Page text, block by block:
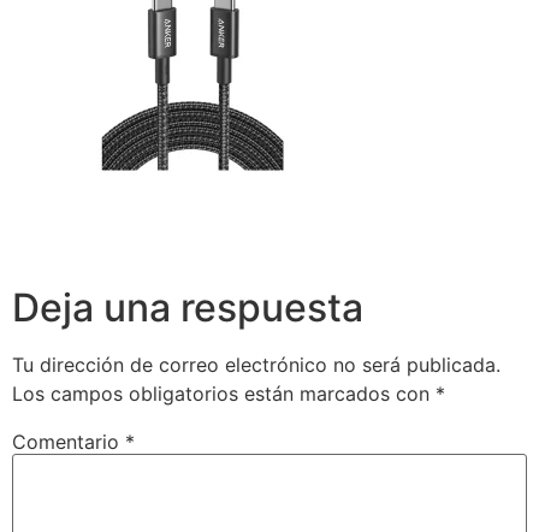
Deja una respuesta
Tu dirección de correo electrónico no será publicada.
Los campos obligatorios están marcados con *
Comentario *